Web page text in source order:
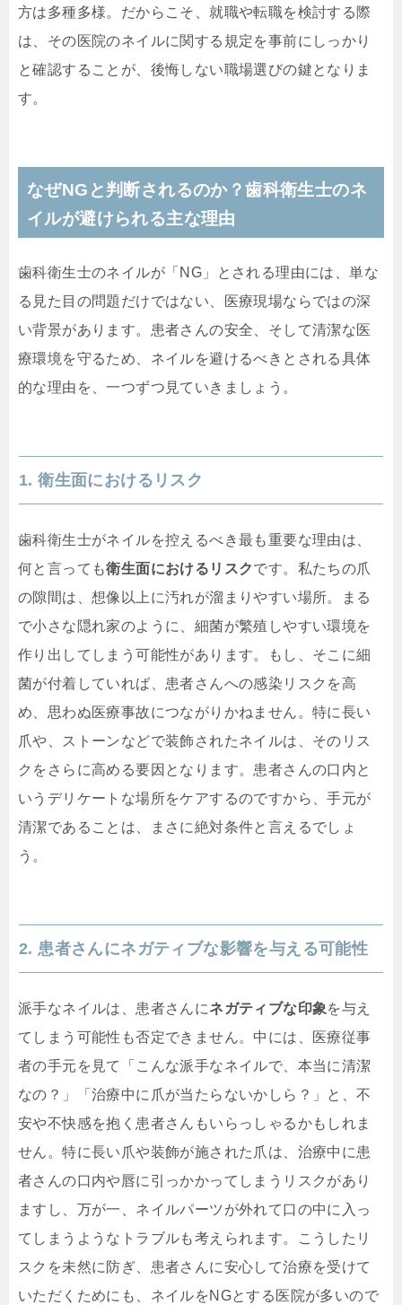
方は多種多様。だからこそ、就職や転職を検討する際
は、その医院のネイルに関する規定を事前にしっかり
と確認することが、後悔しない職場選びの鍵となりま
す。
なぜNGと判断されるのか？歯科衛生士のネ
イルが避けられる主な理由
歯科衛生士のネイルが「NG」とされる理由には、単な
る見た目の問題だけではない、医療現場ならではの深
い背景があります。患者さんの安全、そして清潔な医
療環境を守るため、ネイルを避けるべきとされる具体
的な理由を、一つずつ見ていきましょう。
1. 衛生面におけるリスク
歯科衛生士がネイルを控えるべき最も重要な理由は、
何と言っても衛生面におけるリスクです。私たちの爪
の隙間は、想像以上に汚れが溜まりやすい場所。まる
で小さな隠れ家のように、細菌が繁殖しやすい環境を
作り出してしまう可能性があります。もし、そこに細
菌が付着していれば、患者さんへの感染リスクを高
め、思わぬ医療事故につながりかねません。特に長い
爪や、ストーンなどで装飾されたネイルは、そのリス
クをさらに高める要因となります。患者さんの口内と
いうデリケートな場所をケアするのですから、手元が
清潔であることは、まさに絶対条件と言えるでしょ
う。
2. 患者さんにネガティブな影響を与える可能性
派手なネイルは、患者さんにネガティブな印象を与え
てしまう可能性も否定できません。中には、医療従事
者の手元を見て「こんな派手なネイルで、本当に清潔
なの？」「治療中に爪が当たらないかしら？」と、不
安や不快感を抱く患者さんもいらっしゃるかもしれま
せん。特に長い爪や装飾が施された爪は、治療中に患
者さんの口内や唇に引っかかってしまうリスクがあり
ますし、万が一、ネイルパーツが外れて口の中に入っ
てしまうようなトラブルも考えられます。こうしたリ
スクを未然に防ぎ、患者さんに安心して治療を受けて
いただくためにも、ネイルをNGとする医院が多いので